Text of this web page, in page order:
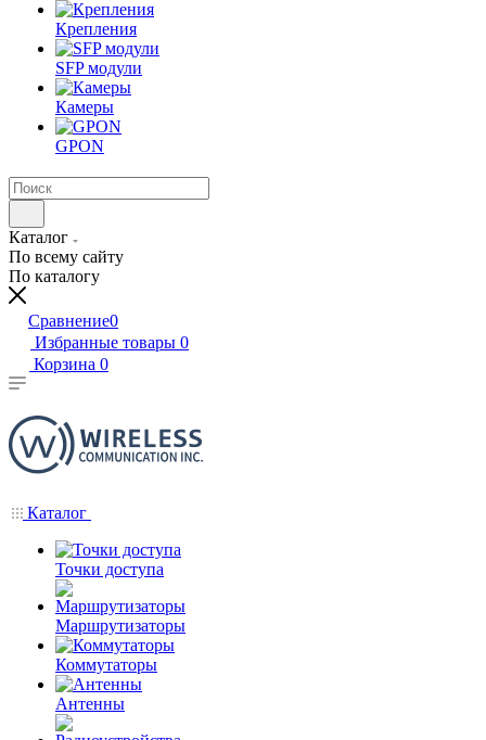
Крепления
SFP модули
Камеры
GPON
Каталог
По всему сайту
По каталогу
Сравнение0
Избранные товары 0
Корзина 0
Каталог
Точки доступа
Маршрутизаторы
Коммутаторы
Антенны